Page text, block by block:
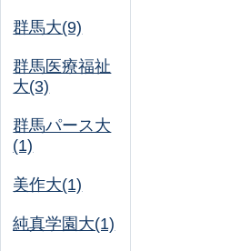
群馬大(9)
群馬医療福祉
大(3)
群馬パース大
(1)
美作大(1)
純真学園大(1)